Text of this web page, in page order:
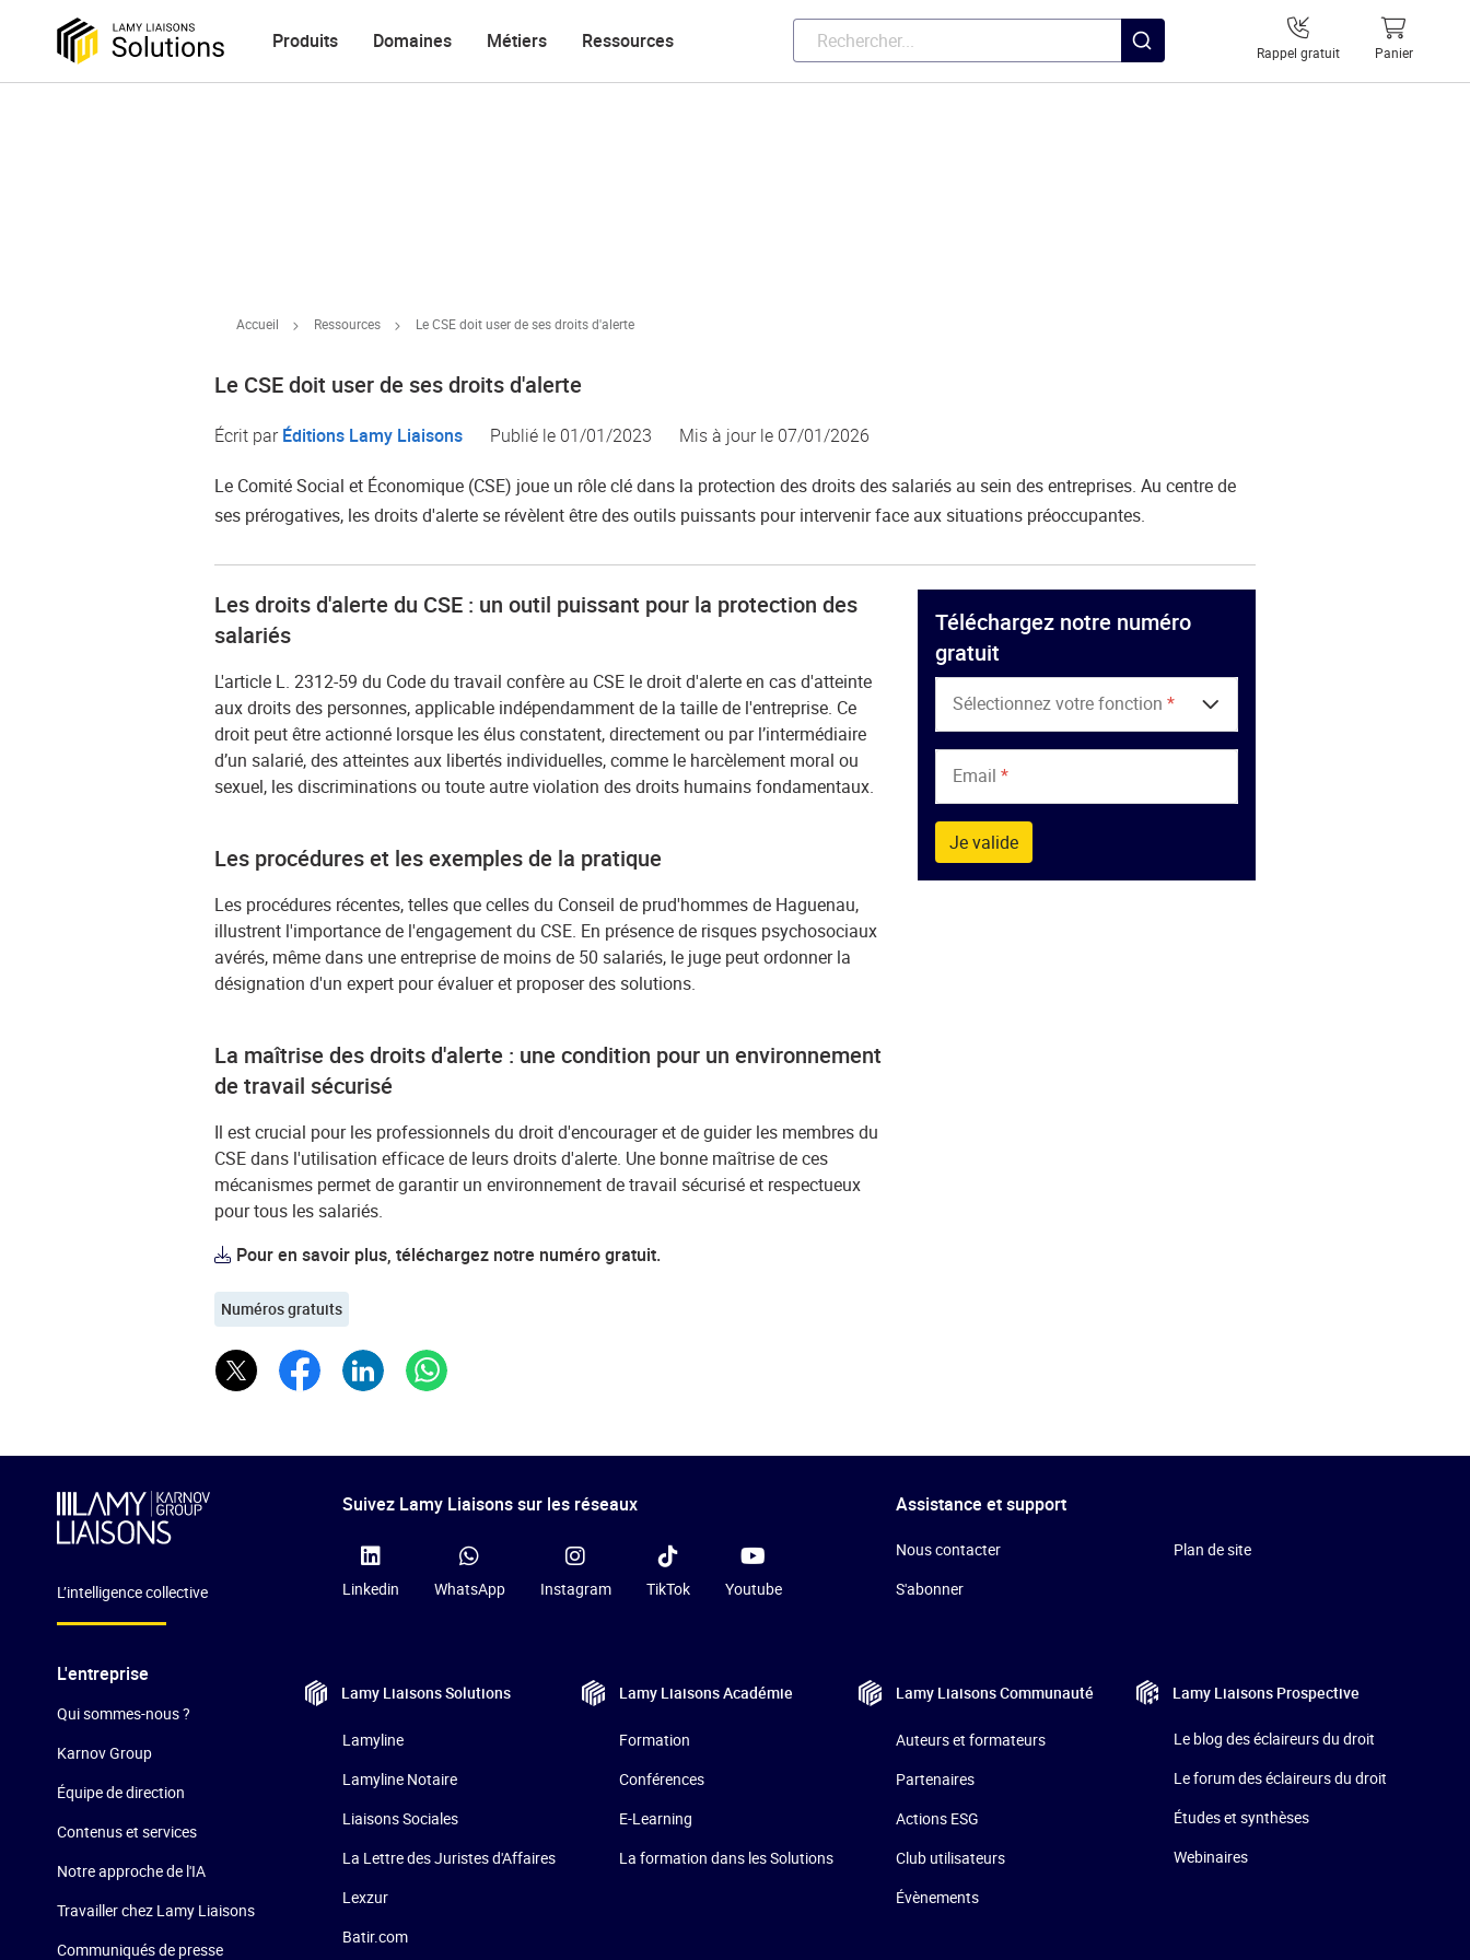
Produits Domaines Métiers Ressources Rappel gratuit Panier
Accueil Ressources Le CSE doit user de ses droits d'alerte
Le CSE doit user de ses droits d'alerte
Écrit parÉditions Lamy Liaisons Publié le 01/01/2023 Mis à jour le 07/01/2026
Le Comité Social et Économique (CSE) joue un rôle clé dans la protection des droits des salariés au sein des entreprises. Au centre de
ses prérogatives, les droits d'alerte se révèlent être des outils puissants pour intervenir face aux situations préoccupantes.
Les droits d'alerte du CSE : un outil puissant pour la protection des
salariés
L'article L. 2312-59 du Code du travail confère au CSE le droit d'alerte en cas d'atteinte
aux droits des personnes, applicable indépendamment de la taille de l'entreprise. Ce
droit peut être actionné lorsque les élus constatent, directement ou par l’intermédiaire
d’un salarié, des atteintes aux libertés individuelles, comme le harcèlement moral ou
sexuel, les discriminations ou toute autre violation des droits humains fondamentaux.
Les procédures et les exemples de la pratique
Les procédures récentes, telles que celles du Conseil de prud'hommes de Haguenau,
illustrent l'importance de l'engagement du CSE. En présence de risques psychosociaux
avérés, même dans une entreprise de moins de 50 salariés, le juge peut ordonner la
désignation d'un expert pour évaluer et proposer des solutions.
La maîtrise des droits d'alerte : une condition pour un environnement
de travail sécurisé
Il est crucial pour les professionnels du droit d'encourager et de guider les membres du
CSE dans l'utilisation efficace de leurs droits d'alerte. Une bonne maîtrise de ces
mécanismes permet de garantir un environnement de travail sécurisé et respectueux
pour tous les salariés.
Pour en savoir plus, téléchargez notre numéro gratuit.
Téléchargez notre numéro
gratuit
Sélectionnez votre fonction *
Email *
Je valide
Numéros gratuits
L’intelligence collective
L'entreprise
Qui sommes-nous ?
Karnov Group
Équipe de direction
Contenus et services
Notre approche de l'IA
Travailler chez Lamy Liaisons
Communiqués de presse
Suivez Lamy Liaisons sur les réseaux
Linkedin WhatsApp Instagram TikTok Youtube
Assistance et support
Nous contacter
S'abonner
Plan de site
Lamy LiaisonsSolutions
Lamyline
Lamyline Notaire
Liaisons Sociales
La Lettre des Juristes d'Affaires
Lexzur
Batir.com
Lamy LiaisonsAcadémie
Formation
Conférences
E-Learning
La formation dans les Solutions
Lamy LiaisonsCommunauté
Auteurs et formateurs
Partenaires
Actions ESG
Club utilisateurs
Évènements
Lamy Liaisons Prospective
Le blog des éclaireurs du droit
Le forum des éclaireurs du droit
Études et synthèses
Webinaires